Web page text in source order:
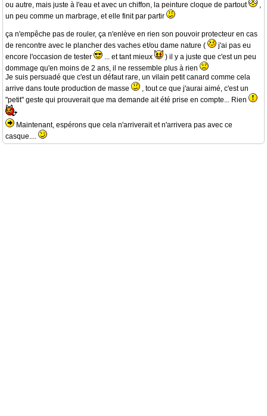
ou autre, mais juste à l'eau et avec un chiffon, la peinture cloque de partout
,
un peu comme un marbrage, et elle finit par partir
ça n'empêche pas de rouler, ça n'enlève en rien son pouvoir protecteur en cas
de rencontre avec le plancher des vaches et/ou dame nature (
j'ai pas eu
encore l'occasion de tester
... et tant mieux
) il y a juste que c'est un peu
dommage qu'en moins de 2 ans, il ne ressemble plus à rien
Je suis persuadé que c'est un défaut rare, un vilain petit canard comme cela
arrive dans toute production de masse
, tout ce que j'aurai aimé, c'est un
"petit" geste qui prouverait que ma demande ait été prise en compte... Rien
Maintenant, espérons que cela n'arriverait et n'arrivera pas avec ce
casque....